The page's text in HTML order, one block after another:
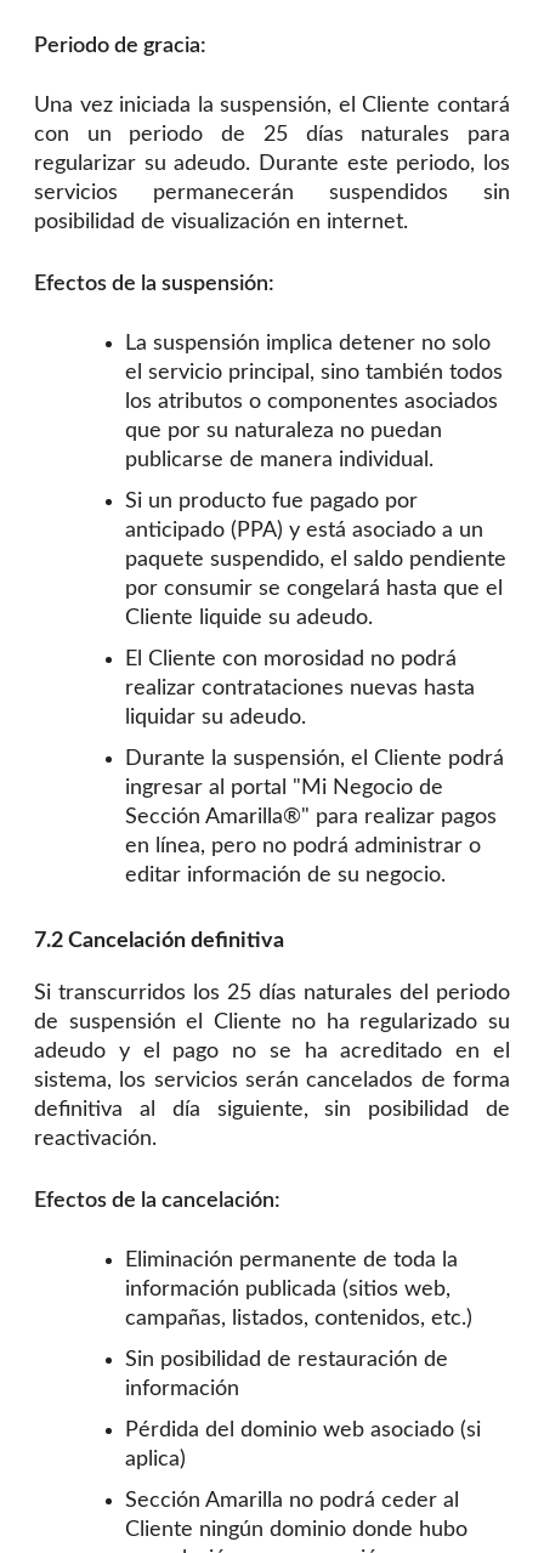
Periodo de gracia:
Una vez iniciada la suspensión, el Cliente contará
con un periodo de 25 días naturales para
regularizar su adeudo. Durante este periodo, los
servicios permanecerán suspendidos sin
posibilidad de visualización en internet.
Efectos de la suspensión:
La suspensión implica detener no solo
el servicio principal, sino también todos
los atributos o componentes asociados
que por su naturaleza no puedan
publicarse de manera individual.
Si un producto fue pagado por
anticipado (PPA) y está asociado a un
paquete suspendido, el saldo pendiente
por consumir se congelará hasta que el
Cliente liquide su adeudo.
El Cliente con morosidad no podrá
realizar contrataciones nuevas hasta
liquidar su adeudo.
Durante la suspensión, el Cliente podrá
ingresar al portal "Mi Negocio de
Sección Amarilla®" para realizar pagos
en línea, pero no podrá administrar o
editar información de su negocio.
7.2 Cancelación definitiva
Si transcurridos los 25 días naturales del periodo
de suspensión el Cliente no ha regularizado su
adeudo y el pago no se ha acreditado en el
sistema, los servicios serán cancelados de forma
definitiva al día siguiente, sin posibilidad de
reactivación.
Efectos de la cancelación:
Eliminación permanente de toda la
información publicada (sitios web,
campañas, listados, contenidos, etc.)
Sin posibilidad de restauración de
información
Pérdida del dominio web asociado (si
aplica)
Sección Amarilla no podrá ceder al
Cliente ningún dominio donde hubo